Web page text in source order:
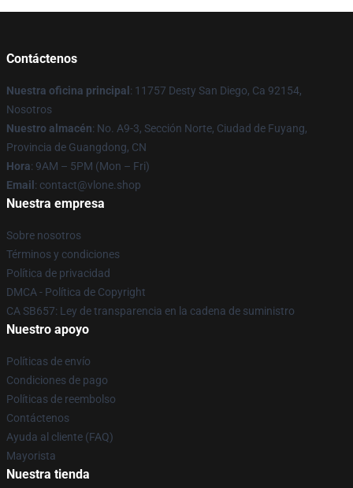
Contáctenos
Nuestra oficina principal : 11757 Desty San Diego, Ca 92154,
Nosotros
Nuestro almacén: No. A9-3, Sección Norte, Ciudad de Fuyang,
Provincia de Guangdong, CN
Hora: 9AM – 5PM (Mon – Fri)
Email : contact@vlone.shop
Nuestra empresa
Sobre nosotros
Términos y condiciones
Política de privacidad
DMCA - Política de Copyright
CA SB657: Ley de transparencia en la cadena de suministro
Nuestro apoyo
Políticas de envío
Condiciones de pago
Políticas de reembolso
Contáctenos
Ayuda al cliente (FAQ)
Mayorista
Nuestra tienda